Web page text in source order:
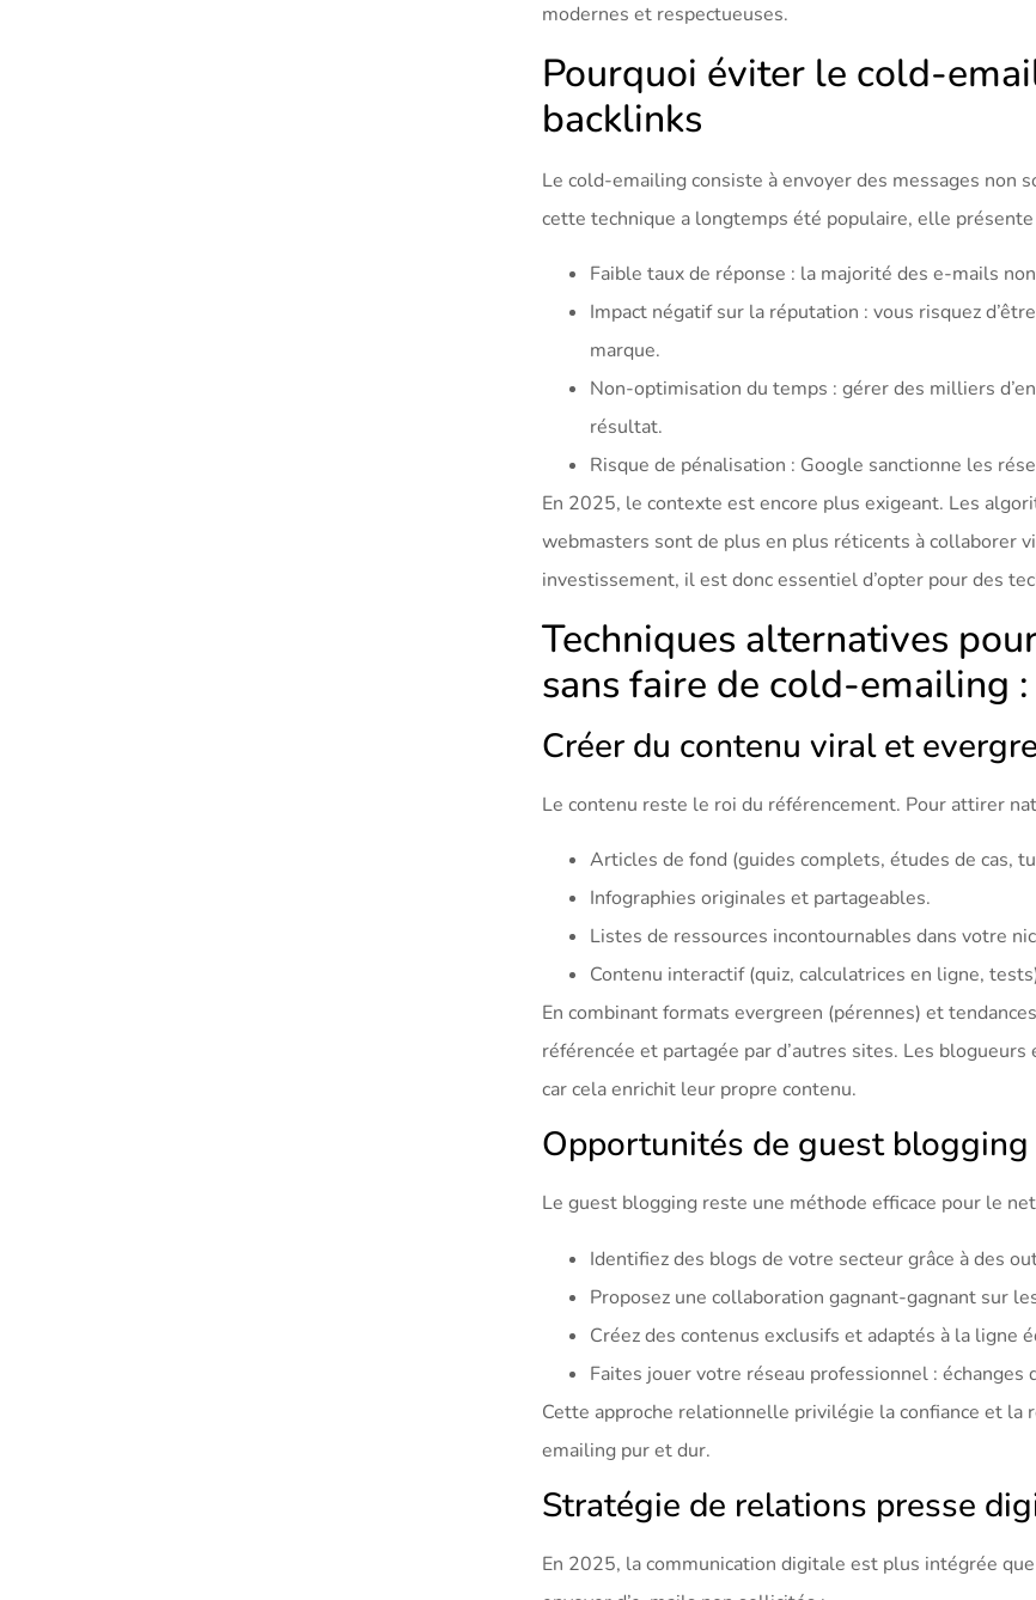
modernes et respectueuses.
Pourquoi éviter le cold-
backlinks
Le cold-emailing consiste à envoyer des messages
cette technique a longtemps été populaire, elle
Faible taux de réponse : la majorité des e-mails
Impact négatif sur la réputation : vous risquez
marque.
Non-optimisation du temps : gérer des milliers
résultat.
Risque de pénalisation : Google sanctionne les
En 2025, le contexte est encore plus exigeant. Les
webmasters sont de plus en plus réticents à collaborer
investissement, il est donc essentiel d’opter pour des
Techniques alternatives
sans faire de cold-emailing
Créer du contenu viral et
Le contenu reste le roi du référencement. Pour attirer
Articles de fond (guides complets, études de cas,
Infographies originales et partageables.
Listes de ressources incontournables dans votre
Contenu interactif (quiz, calculatrices en ligne,
En combinant formats evergreen (pérennes) et
référencée et partagée par d’autres sites. Les
car cela enrichit leur propre contenu.
Opportunités de guest
Le guest blogging reste une méthode efficace pour le
Identifiez des blogs de votre secteur grâce à des
Proposez une collaboration gagnant-gagnant sur
Créez des contenus exclusifs et adaptés à la ligne
Faites jouer votre réseau professionnel :
Cette approche relationnelle privilégie la confiance et la
emailing pur et dur.
Stratégie de relations presse
En 2025, la communication digitale est plus intégrée